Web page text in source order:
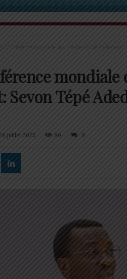
Conférence mondiale des Présidents de Parlement:
mondiale
Sevon Tépé
juillet 2025 80 0